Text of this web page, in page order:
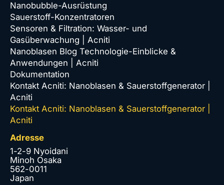
Nanobubble-Ausrüstung
Sauerstoff-Konzentratoren
Sensoren & Filtration: Wasser- und
Gasüberwachung | Acniti
Nanoblasen Blog Technologie-Einblicke &
Anwendungen | Acniti
Dokumentation
Kontakt Acniti: Nanoblasen & Sauerstoffgenerator |
Acniti
Kontakt Acniti: Nanoblasen & Sauerstoffgenerator |
Acniti
Adresse
1-2-9 Nyoidani
Minoh Osaka
562-0011
Japan